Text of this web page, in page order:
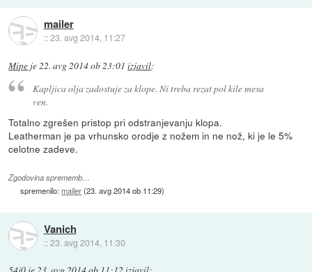
mailer
::23. avg 2014, 11:27
Mipe je22. avg 2014 ob 23:01 izjavil:
Kapljica olja zadostuje za klope. Ni treba rezat pol kile mesa
ven.
Totalno zgrešen pristop pri odstranjevanju klopa.
Leatherman je pa vrhunsko orodje z nožem in ne nož, ki je le 5%
celotne zadeve.
Zgodovina sprememb…
spremenilo:mailer(23. avg 2014 ob 11:29)
Vanich
::23. avg 2014, 11:30